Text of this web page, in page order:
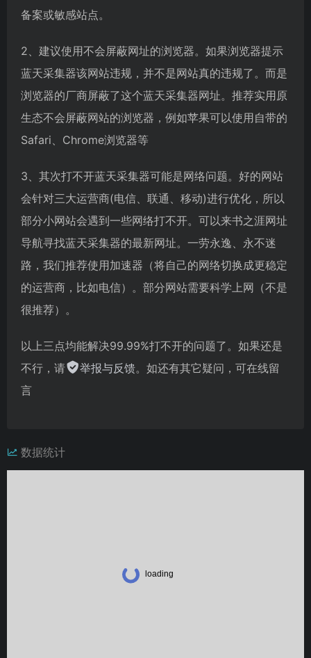
备案或敏感站点。
2、建议使用不会屏蔽网址的浏览器。如果浏览器提示
蓝天采集器该网站违规，并不是网站真的违规了。而是
浏览器的厂商屏蔽了这个蓝天采集器网址。推荐实用原
生态不会屏蔽网站的浏览器，例如苹果可以使用自带的
Safari、Chrome浏览器等
3、其次打不开蓝天采集器可能是网络问题。好的网站
会针对三大运营商(电信、联通、移动)进行优化，所以
部分小网站会遇到一些网络打不开。可以来书之涯网址
导航寻找蓝天采集器的最新网址。一劳永逸、永不迷
路，我们推荐使用加速器（将自己的网络切换成更稳定
的运营商，比如电信）。部分网站需要科学上网（不是
很推荐）。
以上三点均能解决99.99%打不开的问题了。如果还是
不行，请
举报与反馈。如还有其它疑问，可在线留
言
数据统计